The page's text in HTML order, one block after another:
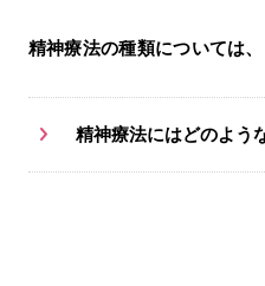
精神療法の種類については
精神療法にはどのよう